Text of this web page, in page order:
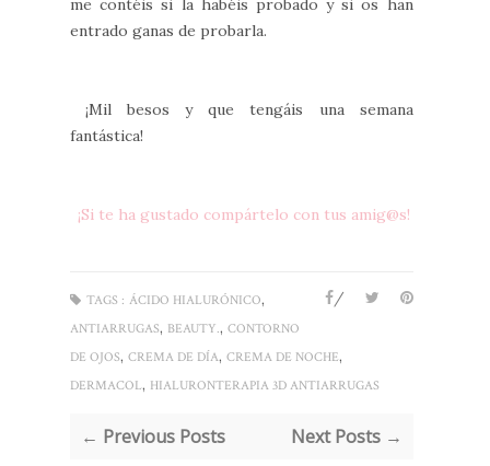
me contéis si la habéis probado y si os han
entrado ganas de probarla.
¡Mil besos y que tengáis una semana
fantástica!
¡Si te ha gustado compártelo con tus amig@s!
/
TAGS : ÁCIDO HIALURÓNICO,
ANTIARRUGAS, BEAUTY., CONTORNO
DE OJOS, CREMA DE DÍA, CREMA DE NOCHE,
DERMACOL, HIALURONTERAPIA 3D ANTIARRUGAS
← Previous Posts Next Posts →